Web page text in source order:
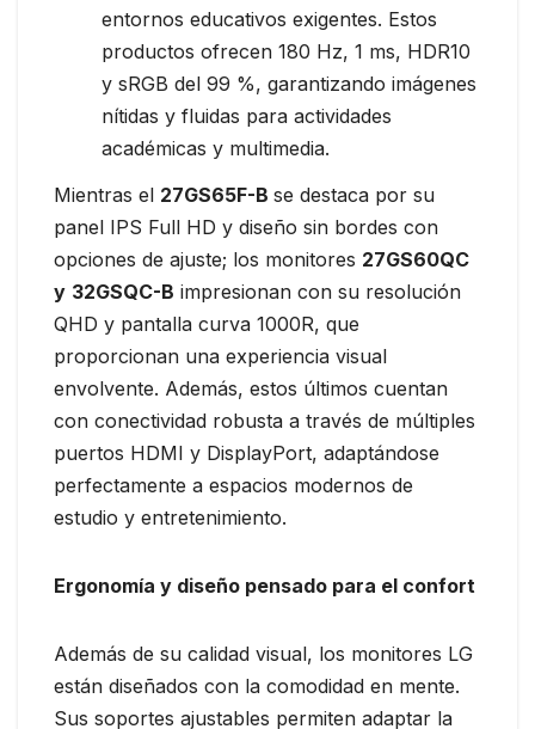
entornos educativos exigentes. Estos
productos ofrecen 180 Hz, 1 ms, HDR10
y sRGB del 99 %, garantizando imágenes
nítidas y fluidas para actividades
académicas y multimedia.
Mientras el 27GS65F-B se destaca por su
panel IPS Full HD y diseño sin bordes con
opciones de ajuste; los monitores 27GS60QC
y 32GSQC-B impresionan con su resolución
QHD y pantalla curva 1000R, que
proporcionan una experiencia visual
envolvente. Además, estos últimos cuentan
con conectividad robusta a través de múltiples
puertos HDMI y DisplayPort, adaptándose
perfectamente a espacios modernos de
estudio y entretenimiento.
Ergonomía y diseño pensado para el confort
Además de su calidad visual, los monitores LG
están diseñados con la comodidad en mente.
Sus soportes ajustables permiten adaptar la